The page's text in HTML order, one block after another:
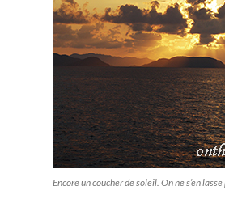
Encore un coucher de soleil. On ne s’en